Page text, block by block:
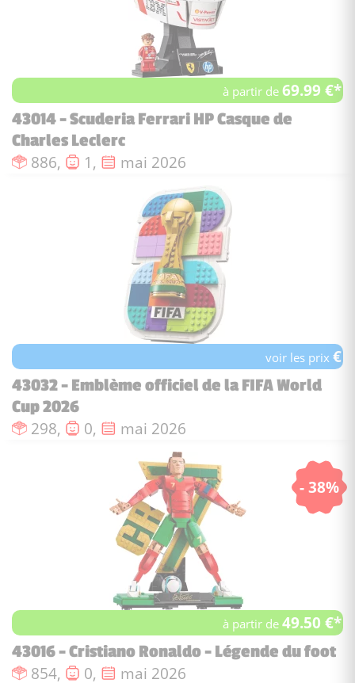
à partir de69.99 €*
43014 - Scuderia Ferrari HP Casque de
Charles Leclerc
Nombre de pièces :
886, Nombre de figurines :
1, Date de sortie :
mai 2026
voir les prix€
43032 - Emblème officiel de la FIFA World
Cup 2026
Nombre de pièces :
298, Nombre de figurines :
0, Date de sortie :
mai 2026
- 38%
à partir de49.50 €*
43016 - Cristiano Ronaldo - Légende du foot
Nombre de pièces :
854, Nombre de figurines :
0, Date de sortie :
mai 2026